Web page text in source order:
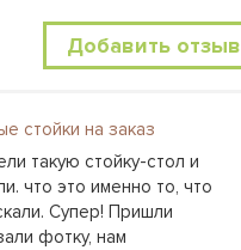
Добавить отзыв
стойки на заказ
такую стойку-стол и
что это именно то, что
Супер! Пришли
фотку, нам